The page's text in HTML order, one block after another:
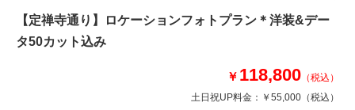
新郎新婦和装各1点、ヘアメイク＆着付け、造花ブーケ＆ブートニア、50カ
ットデータ（データ修正有り）付きのお得なプランです。
※土日祝、ナイト撮影、撮影場所により別途追加料金が発生いたします。※
【定禅寺通り】ロケーションフォトプラン＊洋装&デー
タ50カット込み
￥ 118,800 （税込）
土日祝UP料金： ￥55,000 （税込）